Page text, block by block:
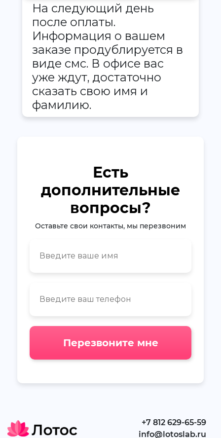
На следующий день
после оплаты.
Информация о вашем
заказе продублируется в
виде смс. В офисе вас
уже ждут, достаточно
сказать свою имя и
фамилию.
Есть
дополнительные
вопросы?
Оставьте свои контакты, мы перезвоним
Перезвоните мне
+7 812 629-65-59
info@lotoslab.ru